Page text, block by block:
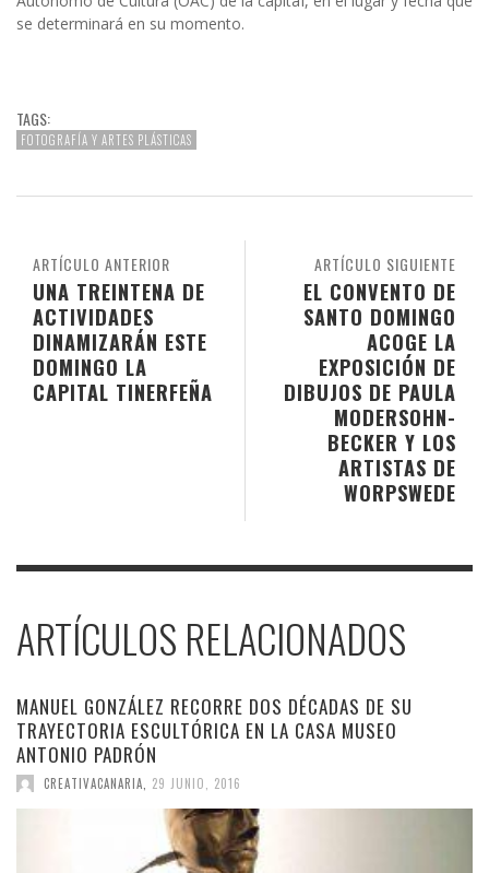
se determinará en su momento.
TAGS:
FOTOGRAFÍA Y ARTES PLÁSTICAS
ARTÍCULO SIGUIENTE
EL CONVENTO DE
SANTO DOMINGO
ACOGE LA
EXPOSICIÓN DE
DIBUJOS DE PAULA
MODERSOHN-
BECKER Y LOS
ARTISTAS DE
WORPSWEDE
ARTÍCULO ANTERIOR
UNA TREINTENA DE
ACTIVIDADES
DINAMIZARÁN ESTE
DOMINGO LA
CAPITAL TINERFEÑA
ARTÍCULOS RELACIONADOS
MANUEL GONZÁLEZ RECORRE DOS DÉCADAS DE SU
TRAYECTORIA ESCULTÓRICA EN LA CASA MUSEO
ANTONIO PADRÓN
CREATIVACANARIA 29 JUNIO, 2016